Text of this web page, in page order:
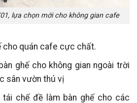
lựa chọn mới cho không gian cafe
cho quán cafe cực chất.
ghế cho không gian ngoài trời
sân vườn thú vị
chế đề làm bàn ghế cho các